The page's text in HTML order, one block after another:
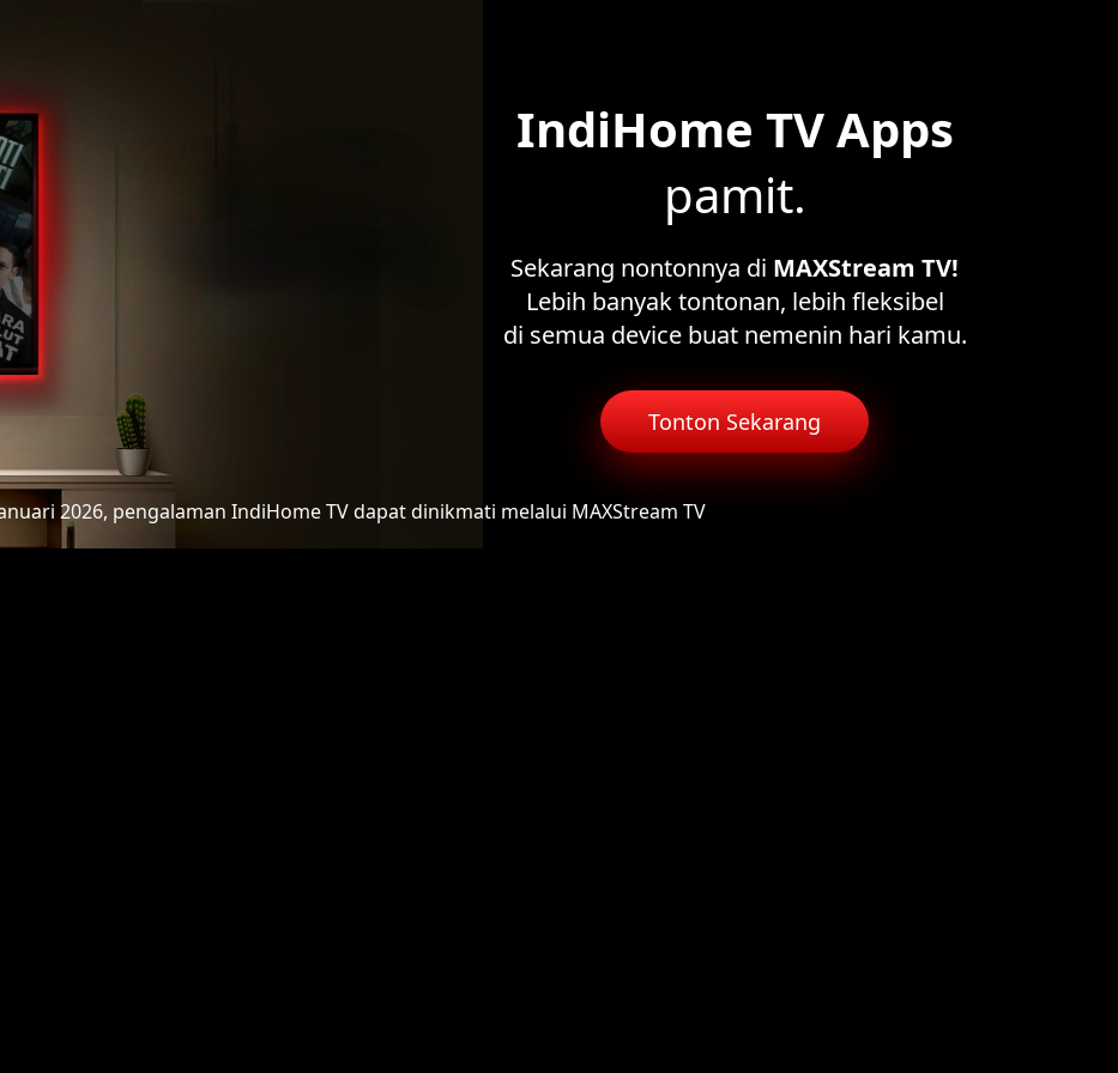
IndiHome TV Apps
pamit.
Sekarang nontonnya di MAXStream TV!
Lebih banyak tontonan, lebih fleksibel
di semua device buat nemenin hari kamu.
Tonton Sekarang
2026, pengalaman IndiHome TVdapat dinikmati melalui MAXStream TV